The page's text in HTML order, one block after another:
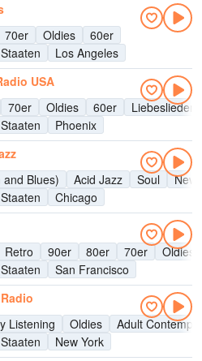
70er Oldies
60er
Los Angeles
USA
70er Oldies 60er
Liebeslieder
Phoenix
and Blues)
Acid Jazz Soul
New
Chicago
Retro 90er 80er 70er
Oldies
San Francisco
Listening Oldies
Adult
New York